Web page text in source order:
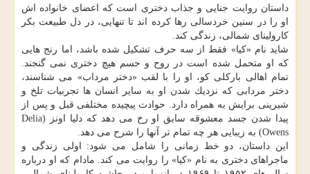
داستان روایت جنایی و جذاب دختری است كه اعضای خانواده اش
او را در سنین خردسالی رها كرده اند تا تنهایی، در دل طبیعت بكر
كارولینای شمالی، زندگی كند.
شاید نام «كیا» فقط از سه حرف تشكیل شده باشد، اما رنج هایی
كه او متحمل شده است در روح و جسم هیچ دختری نمی گنجند.
تمام اهالی باركلی كو، او را با لقب «دختر مرداب» می شناسند،
دختر مردابی كه نزدیك شدن او به سایر انسان ها تجربیات تلخ و
شیرینی برایش به همراه دارد. حوادث پیچیده مختلفی قبل و پس از
پیدا شدن جسد معشوقه سابق او رخ می دهد كه دلیا اونز (Delia
Owens) به زیبایی هر چه تمام تر آنها را شرح می دهد.
این داستان، دو خط زمانی را شامل می شود: اولی زندگی و
ماجراهای دختری به نام «كیا» را روایت می كند. مادام كه او درباره